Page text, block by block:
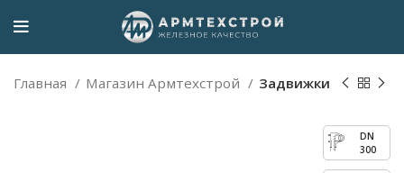
Главная Магазин Армтехстрой Задвижки
300